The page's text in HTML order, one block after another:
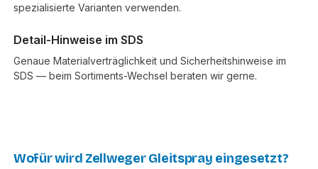
spezialisierte Varianten verwenden.
Detail-Hinweise im SDS
Genaue Materialverträglichkeit und Sicherheitshinweise im
SDS — beim Sortiments-Wechsel beraten wir gerne.
Wofür wird Zellweger Gleitspray eingesetzt?